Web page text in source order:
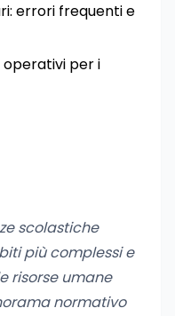
errori frequenti e
operativi per i
scolastiche
più complessi e
risorse umane
normativo